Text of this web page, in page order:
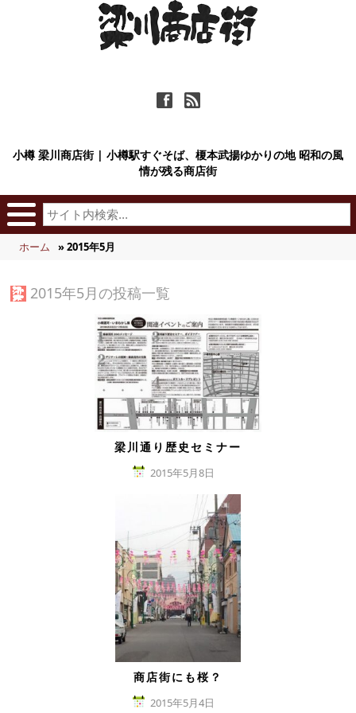
ä ñ
小樽 梁川商店街 | 小樽駅すぐそば、榎本武揚ゆかりの地 昭和の風
情が残る商店街
ホーム » 2015年5月
2015年5月の投稿一覧
梁川通り歴史セミナー
2015年5月8日
商店街にも桜？
2015年5月4日